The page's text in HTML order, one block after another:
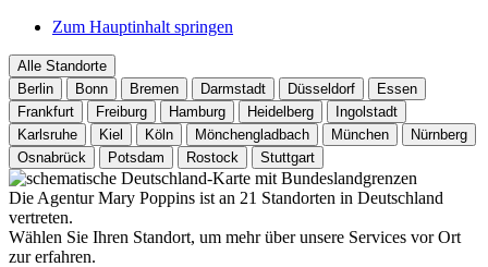
Zum Hauptinhalt springen
Alle Standorte
Berlin
Bonn Bremen Darmstadt Düsseldorf
Essen
Frankfurt
Freiburg Hamburg Heidelberg
Ingolstadt
Karlsruhe
Kiel Köln Mönchengladbach München
Nürnberg
Osnabrück
Potsdam Rostock Stuttgart
Die Agentur Mary Poppins ist an 21 Standorten in Deutschland
vertreten.
Wählen Sie Ihren Standort, um mehr über unsere Services vor Ort
zur erfahren.